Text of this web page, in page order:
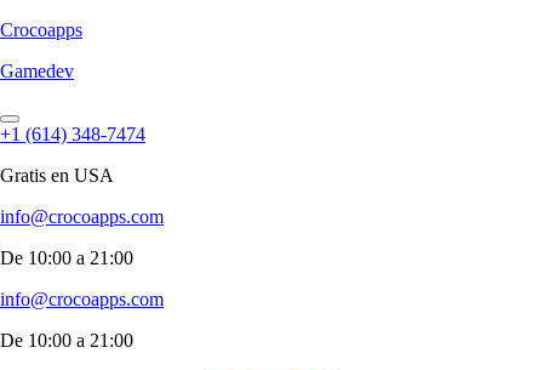
Crocoapps
Gamedev
+1 (614) 348-7474
Gratis en USA
info@crocoapps.com
De 10:00 a 21:00
info@crocoapps.com
De 10:00 a 21:00